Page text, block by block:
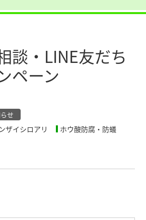
談・LINE友だち
ペーン
せ
ザイシロアリ ホウ酸防腐・防蟻